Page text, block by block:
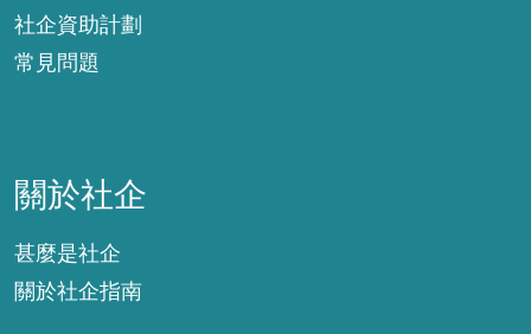
社企資助計劃
常見問題
關於社企
甚麼是社企
關於社企指南